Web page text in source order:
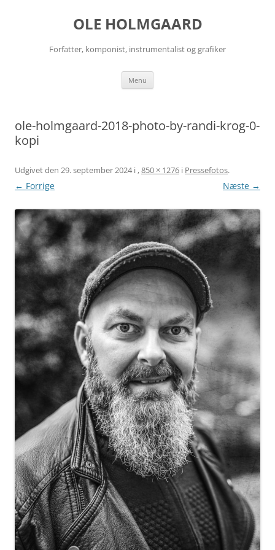
OLE HOLMGAARD
Forfatter, komponist, instrumentalist og grafiker
Menu
ole-holmgaard-2018-photo-by-randi-krog-0-
kopi
Udgivet den 29. september 2024i ,850 × 1276 i Pressefotos.
← Forrige Næste →